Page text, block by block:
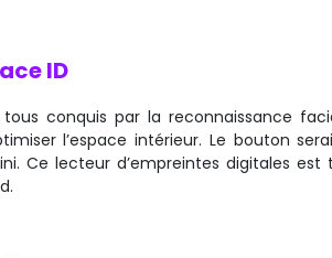
ID
conquis par la reconnaissance
l’espace intérieur. Le bouton
Ce lecteur d’empreintes digitales